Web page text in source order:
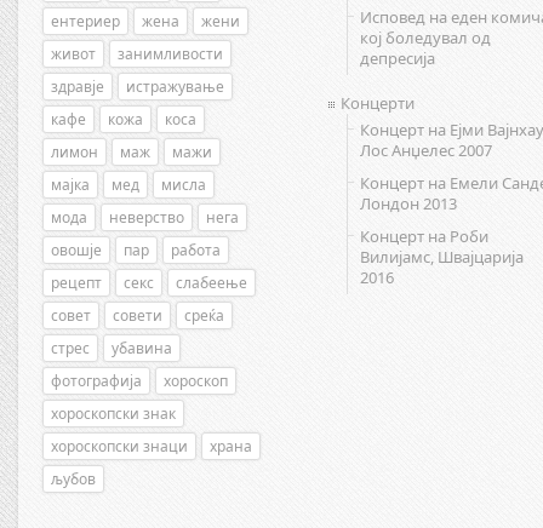
ентериер
жена
жени
живот
занимливости
здравје
истражување
кафе
кожа
коса
лимон
маж
мажи
мајка
мед
мисла
мода
неверство
нега
овошје
пар
работа
рецепт
секс
слабеење
совет
совети
среќа
стрес
убавина
фотографија
хороскоп
хороскопски знак
хороскопски знаци
храна
љубов
Исповед на еден
кој боледувал од
депресија
Концерти
Концерт на Ејми
Лос Анџелес 2007
Концерт на Емели
Лондон 2013
Концерт на Роби
Вилијамс, Швајцарија
2016